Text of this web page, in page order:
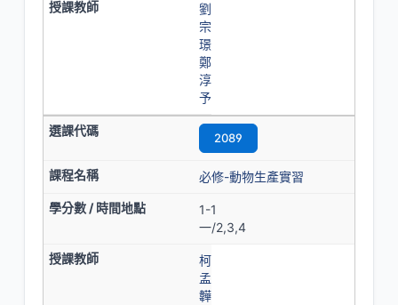
劉
宗
璟
鄭
淳
予
2089
必修-動物生產實習
1-1
一/2,3,4
柯
孟
韡